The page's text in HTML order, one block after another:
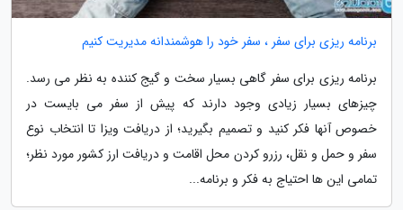
برنامه ریزی برای سفر ، سفر خود را هوشمندانه مدیریت کنیم
برنامه ریزی برای سفر گاهی بسیار سخت و گیج کننده به نظر می رسد.
چیزهای بسیار زیادی وجود دارند که پیش از سفر می بایست در
خصوص آنها فکر کنید و تصمیم بگیرید؛ از دریافت ویزا تا انتخاب نوع
سفر و حمل و نقل، رزرو کردن محل اقامت و دریافت ارز کشور مورد نظر؛
تمامی این ها احتیاج به فکر و برنامه...